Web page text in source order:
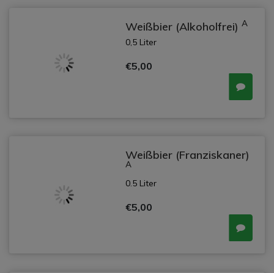
Weißbier (Alkoholfrei) A
0,5 Liter
€5,00
Weißbier (Franziskaner)
A
0.5 Liter
€5,00